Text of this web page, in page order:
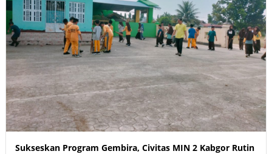
Sukseskan Program Gembira, Civitas MIN 2 Kabgor Rutin